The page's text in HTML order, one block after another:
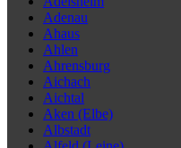
Adenau
Ahaus
Ahlen
Ahrensburg
Aichach
Aichtal
Aken (Elbe)
Albstadt